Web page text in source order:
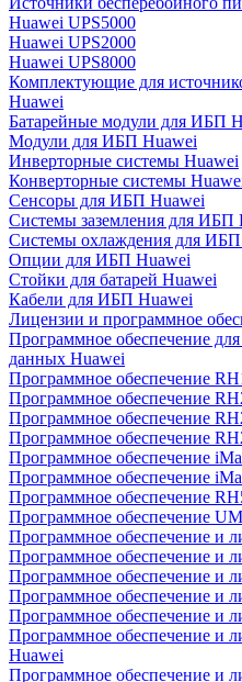
Huawei UPS5000
Huawei UPS2000
Huawei UPS8000
Комплектующие для
Huawei
Батарейные модули для ИБП
Модули для ИБП Huawei
Инверторные системы Huawei
Конверторные системы
Сенсоры для ИБП Huawei
Системы заземления для ИБП
Системы охлаждения для
Опции для ИБП Huawei
Стойки для батарей Huawei
Кабели для ИБП Huawei
Лицензии и программное
Программное обеспечение
данных Huawei
Программное обеспечение
Программное обеспечение
Программное обеспечение
Программное обеспечение
Программное обеспечение
Программное обеспечение
Программное обеспечение
Программное обеспечение
Программное обеспечение и
Программное обеспечение и
Программное обеспечение и
Программное обеспечение и
Программное обеспечение и
Программное обеспечение и
Huawei
Программное обеспечение и